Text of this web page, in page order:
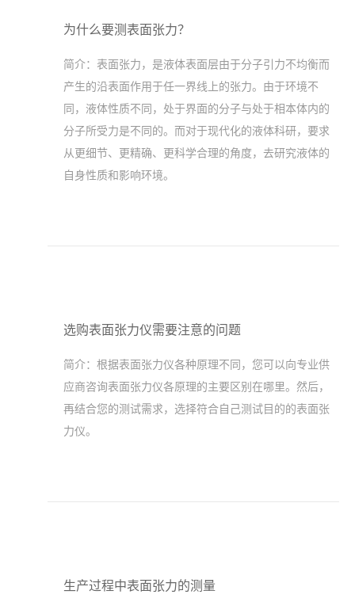
为什么要测表面张力？
简介： 表面张力，是液体表面层由于分子引力不均衡而
产生的沿表面作用于任一界线上的张力。由于环境不
同，液体性质不同，处于界面的分子与处于相本体内的
分子所受力是不同的。而对于现代化的液体科研，要求
从更细节、更精确、更科学合理的角度，去研究液体的
自身性质和影响环境。
选购表面张力仪需要注意的问题
简介： 根据表面张力仪各种原理不同，您可以向专业供
应商咨询表面张力仪各原理的主要区别在哪里。然后，
再结合您的测试需求，选择符合自己测试目的的表面张
力仪。
生产过程中表面张力的测量